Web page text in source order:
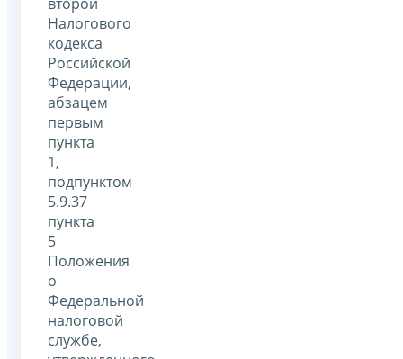
Налогового
кодекса
Российской
Федерации,
абзацем
первым
пункта
1,
подпунктом
5.9.37
пункта
5
Положения
о
Федеральной
налоговой
службе,